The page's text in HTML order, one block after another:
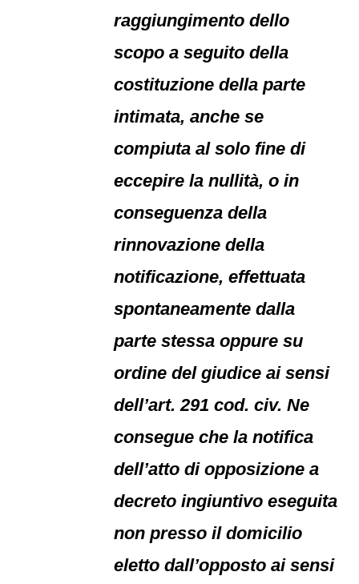
raggiungimento dello
scopo a seguito della
costituzione della parte
intimata, anche se
compiuta al solo fine di
eccepire la nullità, o in
conseguenza della
rinnovazione della
notificazione, effettuata
spontaneamente dalla
parte stessa oppure su
ordine del giudice ai sensi
dell’art. 291 cod. civ. Ne
consegue che la notifica
dell’atto di opposizione a
decreto ingiuntivo eseguita
non presso il domicilio
eletto dall’opposto ai sensi